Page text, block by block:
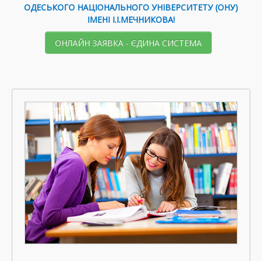
ОДЕСЬКОГО НАЦІОНАЛЬНОГО УНІВЕРСИТЕТУ (ОНУ)
ІМЕНІ І.І.МЕЧНИКОВА!
ОНЛАЙН ЗАЯВКА - ЄДИНА СИСТЕМА